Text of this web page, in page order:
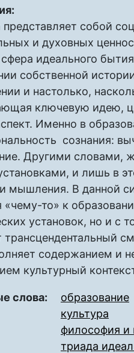
представляет собой
и духовных
идеального
собственной
и настолько,
ключевую идею,
Именно в
сознания:
Другими словами,
и лишь в
мышления. В данной
«чему-то» к
установок, но и с
трансцендентальный
содержанием и
культурный
слова:
образование
культура
философия и
триада